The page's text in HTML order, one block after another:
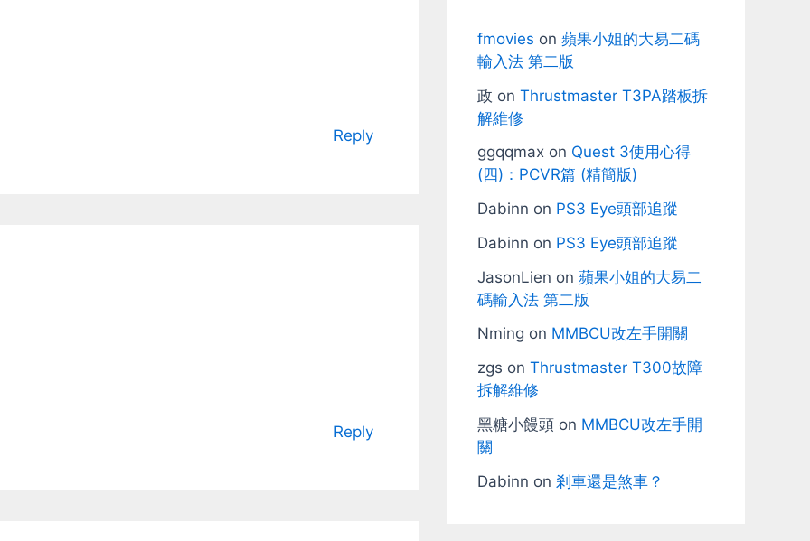
Reply
Reply
fmovies on 蘋果小姐的大易二碼
輸入法 第二版
政 on Thrustmaster T3PA踏板拆
解維修
ggqqmax on Quest 3使用心得
(四)：PCVR篇 (精簡版)
Dabinn on PS3 Eye頭部追蹤
Dabinn on PS3 Eye頭部追蹤
JasonLien on 蘋果小姐的大易二
碼輸入法 第二版
Nming on MMBCU改左手開關
zgs on Thrustmaster T300故障
拆解維修
黑糖小饅頭 on MMBCU改左手開
關
Dabinn on 剎車還是煞車？